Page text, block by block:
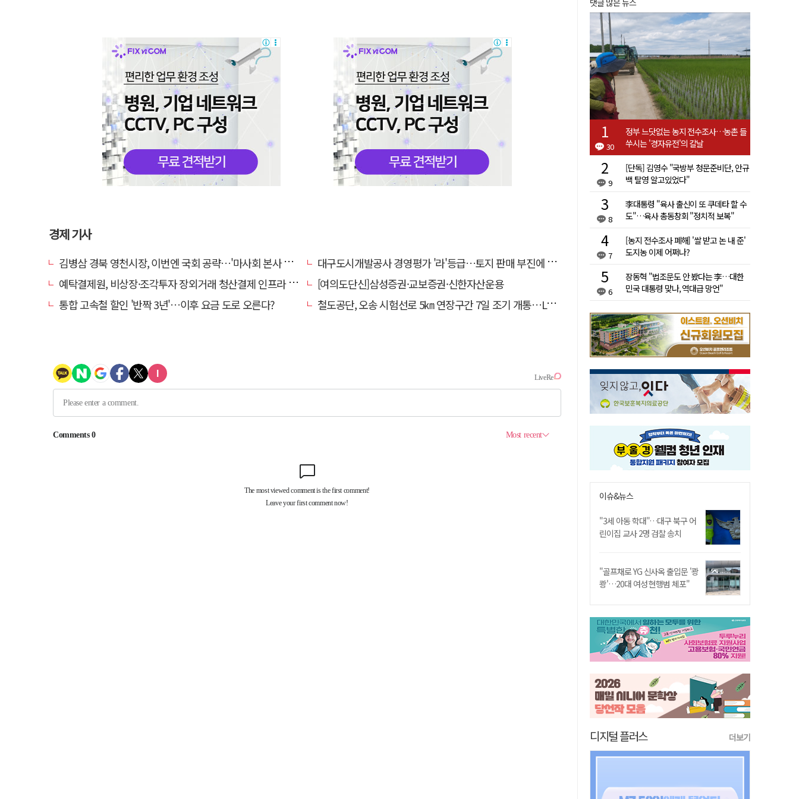
경제 기사
김병삼 경북 영천시장, 이번엔 국회 공략…'마사회 본사 이전·광역교통망 확충' 요청
대구도시개발공사 경영평가 '라'등급…토지 판매 부진에 1년 만에 두 단계 '뚝'
예탁결제원, 비상장·조각투자 장외거래 청산결제 인프라 구축 착수…연내 가동
[여의도단신]삼성증권·교보증권·신한자산운용
통합 고속철 할인 '반짝 3년'…이후 요금 도로 오른다?
철도공단, 오송 시험선로 5㎞ 연장구간 7일 조기 개통…LA 메트로 사업 지원
댓글 많은 뉴스
30
정부 느닷없는 농지 전수조사…농촌 들
쑤시는 '경자유전'의 칼날
9
[단독] 김영수 "국방부 청문준비단, 안규
백 탈영 알고있었다"
8
李대통령 "육사 출신이 또 쿠데타 할 수
도"…육사 총동창회 "정치적 보복"
7
[농지 전수조사 폐해] '쌀 받고 논 내 준'
도지농 이제 어쩌나?
6
장동혁 "법조문도 안 봤다는 李…대한
민국 대통령 맞나, 역대급 망언"
이슈&뉴스
"3세 아동 학대"…대구 북구 어
린이집 교사 2명 검찰 송치
"골프채로 YG 신사옥 출입문 '쾅
쾅'…20대 여성 현행범 체포"
디지털 플러스 더보기